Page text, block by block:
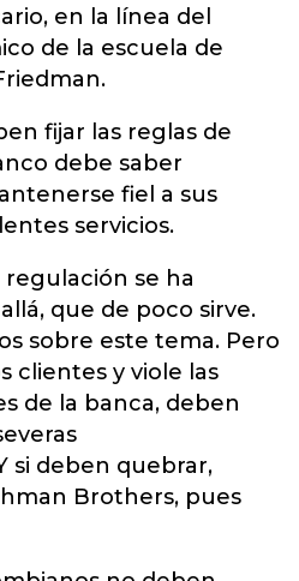
en la línea del
de la escuela de
fijar las reglas de
debe saber
fiel a sus
servicios.
regulación se ha
que de poco sirve.
sobre este tema. Pero
clientes y viole las
de la banca, deben
si deben quebrar,
Brothers, pues